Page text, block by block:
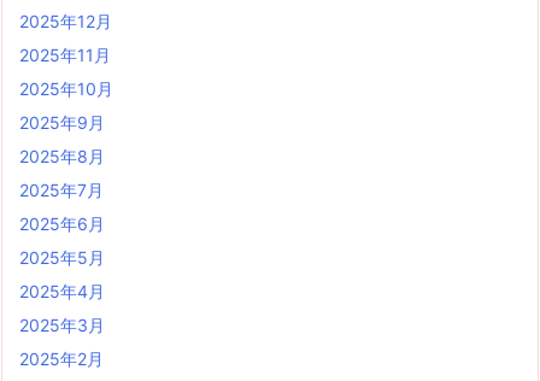
2025年12月
2025年11月
2025年10月
2025年9月
2025年8月
2025年7月
2025年6月
2025年5月
2025年4月
2025年3月
2025年2月